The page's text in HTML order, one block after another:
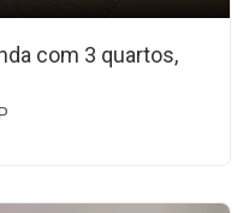
com 3 quartos,